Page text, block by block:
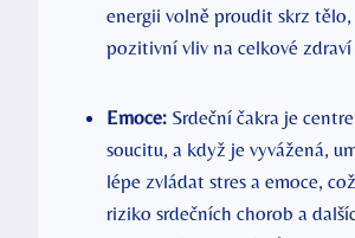
energii volně proudit skrz tělo,
pozitivní vliv na celkové
Emoce: Srdeční čakra je
soucitu, a když je vyvážená,
lépe zvládat stres a emoce,
riziko srdečních chorob a